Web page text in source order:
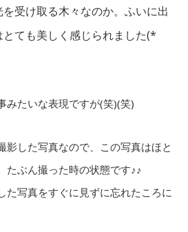
受け取る木々なのか。ふいに出
ても美しく感じられました(*
みたいな表現ですが(笑)(笑)
影した写真なので、この写真はほと
たぶん撮った時の状態です♪♪
た写真をすぐに見ずに忘れたころに